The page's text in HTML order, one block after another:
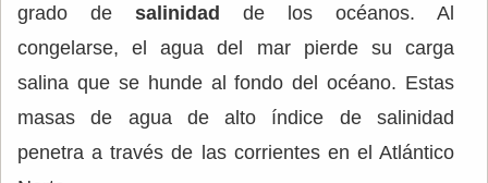
grado de salinidad de los océanos. Al
congelarse, el agua del mar pierde su carga
salina que se hunde al fondo del océano. Estas
masas de agua de alto índice de salinidad
penetra a través de las corrientes en el Atlántico